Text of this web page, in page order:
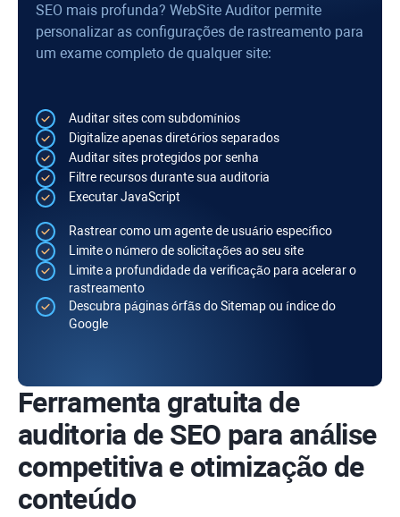
SEO mais profunda? WebSite Auditorpermite
personalizar as configurações de rastreamento para
um exame completo de qualquer site:
Auditar sites com subdomínios
Digitalize apenas diretórios separados
Auditar sites protegidos por senha
Filtre recursos durante sua auditoria
ExecutarJavaScript
Rastrear como um agente de usuário específico
Limite o número de solicitações ao seu site
Limite a profundidade da verificação para acelerar o
rastreamento
Descubra páginas órfãs doSitemapou índice do
Google
Ferramenta gratuita de
auditoria de SEO para análise
competitiva e otimização de
conteúdo